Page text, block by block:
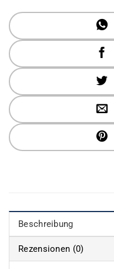
Beschreibung
Rezensionen (0)